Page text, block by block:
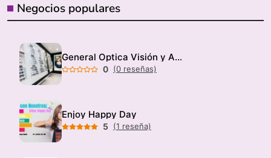
Negocios populares
General Optica Visión y Audición
0 (0 reseñas)
Enjoy Happy Day
5 (1 reseña)